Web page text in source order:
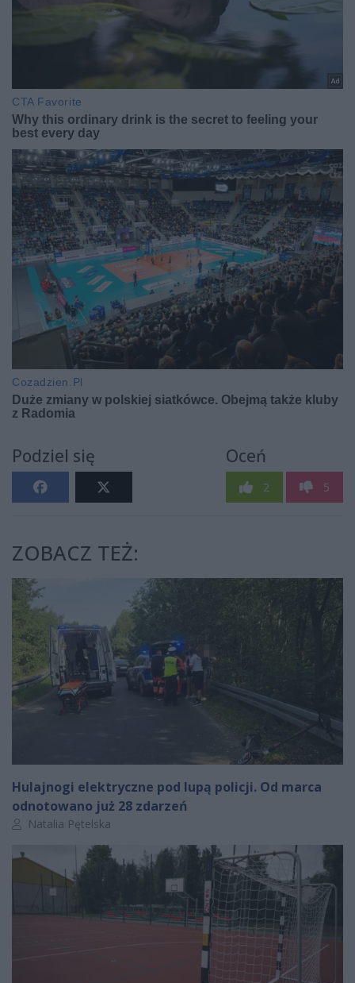
Podziel się Oceń
2 5
ZOBACZ TEŻ:
Hulajnogi elektryczne pod lupą policji. Od marca
odnotowano już 28 zdarzeń
Autor artykułu:
Natalia Pętelska